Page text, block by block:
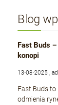
Blog
Fast Buds
konopi
13-08-2025 ,
Fast Buds to
odmienia